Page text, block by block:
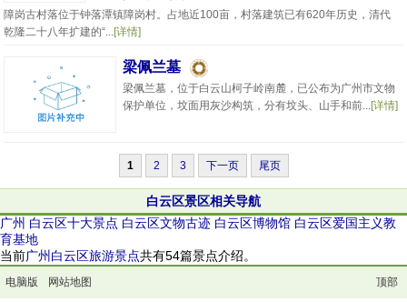
障岗古村落位于钟落潭镇障岗村。占地近100亩，村落建筑已有620年历史，清代
乾隆二十八年扩建的“...[详情]
梁佩兰墓
梁佩兰墓，位于白云山柯子岭南麓，已公布为广州市文物
保护单位，坟面用灰沙构筑，分有坟头、山手和前...[详情]
1 2 3 下一页 尾页
白云区景区相关导航
广州 白云区十大景点 白云区文物古迹 白云区博物馆 白云区爱国主义教
育基地
当前广州白云区旅游景点共有54篇景点介绍。
电脑版 网站地图 顶部